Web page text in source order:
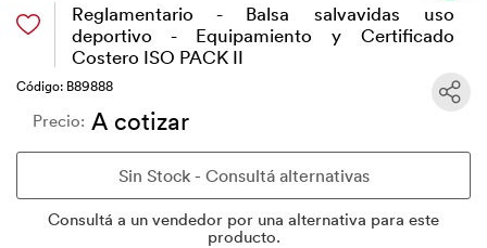
Reglamentario - Balsa salvavidas uso
deportivo - Equipamiento y Certificado
Costero ISO PACK II
Código: B89888
Precio: A cotizar
Consultá a un vendedor por una alternativa para este
producto.